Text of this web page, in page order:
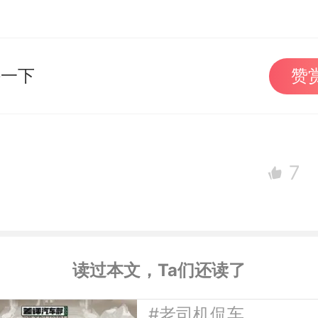
下 赞
7
读过本文，Ta们还读了